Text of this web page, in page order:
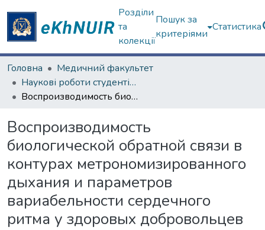
Розділи
та
колекції
Пошук за
критеріями
Статистика
Головна
Медичний факультет
Наукові роботи студентів та аспірантів. Медичний факультет
Воспроизводимость биологической обратной связи в контурах метрономизированного дыхания и параметров вариабельности сердечного ритма у здоровых добровольцев
Воспроизводимость
биологической обратной связи в
контурах метрономизированного
дыхания и параметров
вариабельности сердечного
ритма у здоровых добровольцев